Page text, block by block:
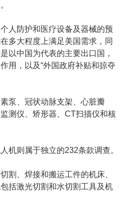
人防护和医疗设备及器械的预
多大程度上满足美国需求，同
以中国为代表的主要出口国，
用，以及“外国政府补贴和掠夺
泵、 冠状动脉支架 、心脏瓣
测仪、矫形器、CT扫描仪和核
机则属于独立的232条款调查。
割、焊接和搬运工件的机床、
括激光切割和水切割工具及机